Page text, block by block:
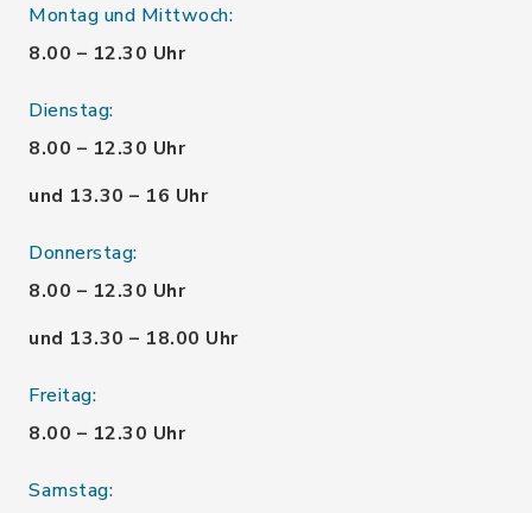
Montag und Mittwoch:
8.00 – 12.30 Uhr
Dienstag:
8.00 – 12.30 Uhr
und 13.30 – 16 Uhr
Donnerstag:
8.00 – 12.30 Uhr
und 13.30 – 18.00 Uhr
Freitag:
8.00 – 12.30 Uhr
Samstag: